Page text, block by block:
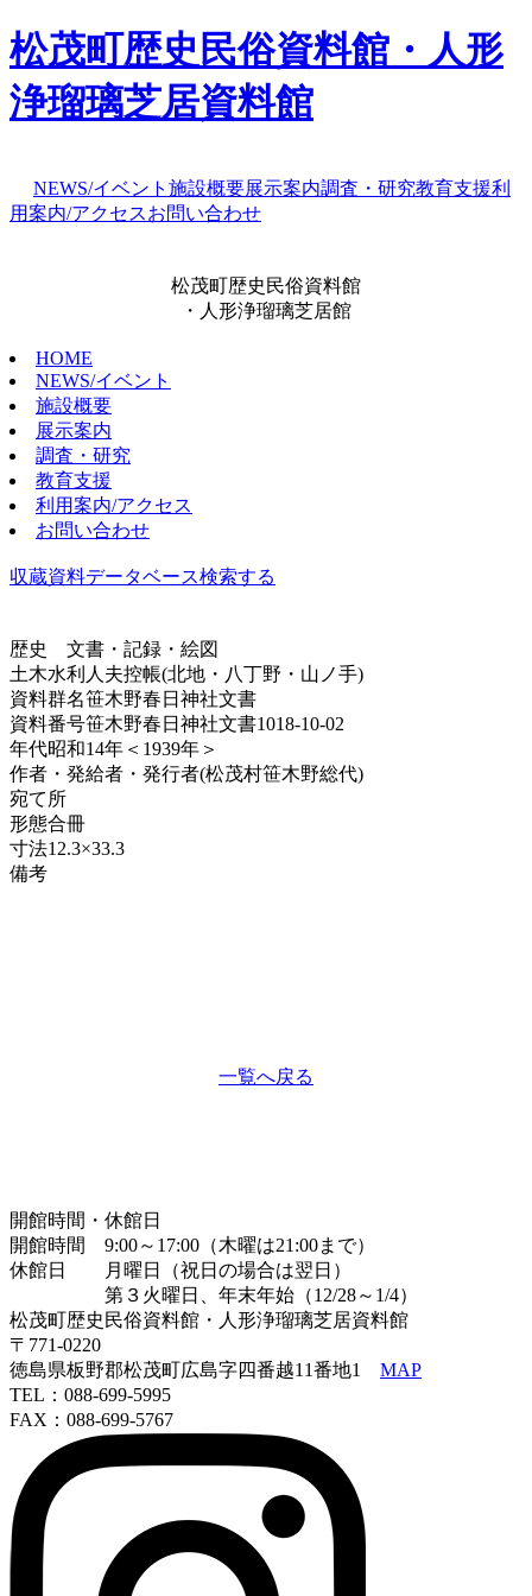
松茂町歴史民俗資料館・人形
浄瑠璃芝居資料館
NEWS/イベント 施設概要展示案内調査・研究教育支援利
用案内/アクセスお問い合わせ
松茂町歴史民俗資料館
・人形浄瑠璃芝居館
HOME
NEWS/イベント
施設概要
展示案内
調査・研究
教育支援
利用案内/アクセス
お問い合わせ
収蔵資料データベース検索する
歴史
文書・記録・絵図
土木水利人夫控帳(北地・八丁野・山ノ手)
資料群名笹木野春日神社文書
資料番号笹木野春日神社文書1018-10-02
年代昭和14年＜1939年＞
作者・発給者・発行者(松茂村笹木野総代)
宛て所
形態合冊
寸法12.3×33.3
備考
一覧へ戻る
開館時間・休館日
開館時間 9:00～17:00（木曜は21:00まで）
休館日 月曜日（祝日の場合は翌日）
第３火曜日、年末年始（12/28～1/4）
松茂町歴史民俗資料館・人形浄瑠璃芝居資料館
〒771-0220
徳島県板野郡松茂町広島字四番越11番地1 MAP
TEL：088-699-5995
FAX：088-699-5767